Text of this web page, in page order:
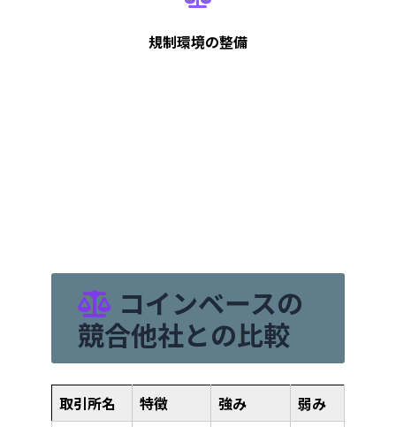
規制環境の整備
コインベースの
競合他社との比較
取引所名 特徴 強み 弱み